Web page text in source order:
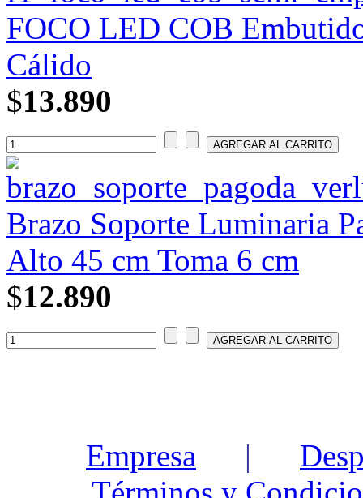
FOCO LED COB
Cálido
$13.890
Brazo Soporte Luminaria
Alto 45 cm Toma 6 cm
$12.890
Empresa |